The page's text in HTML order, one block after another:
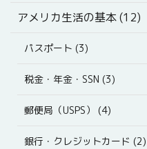
アメリカ生活の基本 (12)
パスポート (3)
税金・年金・SSN (3)
郵便局（USPS） (4)
銀行・クレジットカード (2)